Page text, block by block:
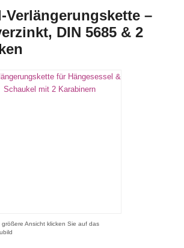
Verlängerungskette –
DIN 5685 & 2
größere Ansicht klicken Sie auf das